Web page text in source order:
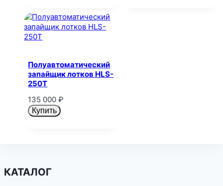
Полуавтоматический
запайщик лотков HLS-
250T
135 000₽
Купить
КАТАЛОГ